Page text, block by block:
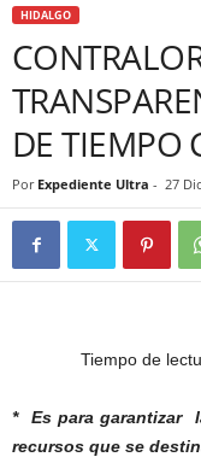
HIDALGO
DE TIEMPO
Por Expediente Ultra - 27
Tiempo de
* Es para garantizar
recursos que se